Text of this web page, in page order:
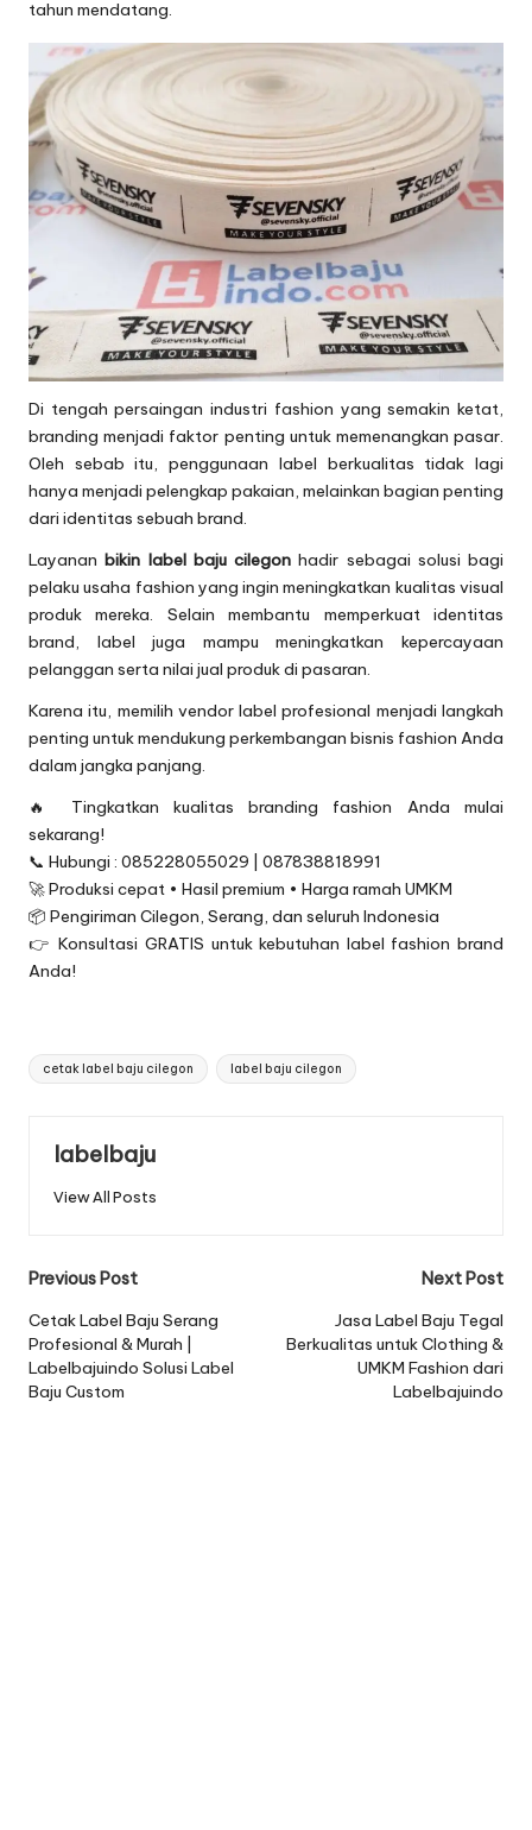
tahun mendatang.
Di tengah persaingan industri fashion yang semakin ketat,
branding menjadi faktor penting untuk memenangkan pasar.
Oleh sebab itu, penggunaan label berkualitas tidak lagi
hanya menjadi pelengkap pakaian, melainkan bagian penting
dari identitas sebuah brand.
Layananbikin label baju cilegon hadir sebagai solusi bagi
pelaku usaha fashion yang ingin meningkatkan kualitas visual
produk mereka. Selain membantu memperkuat identitas
brand, label juga mampu meningkatkan kepercayaan
pelanggan serta nilai jual produk di pasaran.
Karena itu, memilih vendor label profesional menjadi langkah
penting untuk mendukung perkembangan bisnis fashion Anda
dalam jangka panjang.
🔥 Tingkatkan kualitas branding fashion Anda mulai
sekarang!
📞 Hubungi : 085228055029 | 087838818991
🚀 Produksi cepat • Hasil premium • Harga ramah UMKM
📦 Pengiriman Cilegon, Serang, dan seluruh Indonesia
👉 Konsultasi GRATIS untuk kebutuhan label fashion brand
Anda!
Tags:
cetak label baju cilegon label baju cilegon
labelbaju
View All Posts
Post
navigation
Previous Post
Cetak Label Baju Serang
Profesional & Murah |
Labelbajuindo Solusi Label
Baju Custom
Next Post
Jasa Label Baju Tegal
Berkualitas untuk Clothing &
UMKM Fashion dari
Labelbajuindo